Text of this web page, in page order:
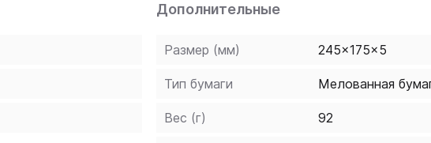
Дополнительные
Размер (мм) 245x175x5
Тип бумаги Мелованная
Вес (г) 92